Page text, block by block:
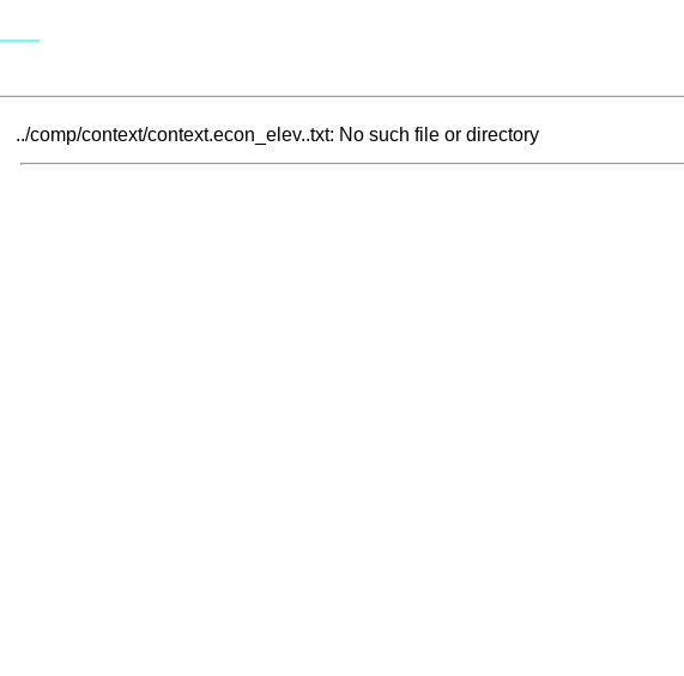
../comp/context/context.econ_elev..txt: No such file or directory